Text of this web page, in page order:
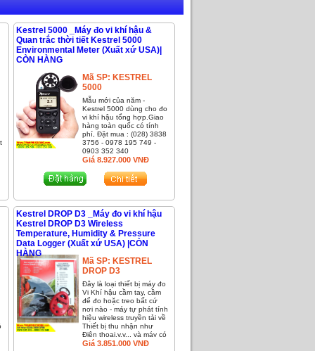
Kestrel 5000 _Máy đo vi khí hậu &
Quan trắc thời tiết Kestrel 5000
Environmental Meter (Xuất xứ USA)|
CÒN HÀNG
Mã SP: KESTREL
5000
Mẫu mới của năm -
Kestrel 5000 dùng cho đo
vi khí hậu tổng hợp. Giao
hàng toàn quốc có tính
phí, Đặt mua : (028) 3838
3756 - 0978 195 749 -
0903 352 340
Giá 8.927.000 VNĐ
Kestrel DROP D3 _Máy đo vi khí hậu
Kestrel DROP D3 Wireless
Temperature, Humidity & Pressure
Data Logger (Xuất xứ USA) |CÒN
HÀNG
Mã SP: KESTREL
DROP D3
Đây là loại thiết bị máy đo
Vi Khí hậu cầm tay, cầm
để đo hoặc treo bất cứ
nơi nào - máy tự phát tính
hiệu wireless truyền tải về
Thiết bị thu nhận như
Điện thoại,v.v,.. và máy có
Data Logger lưu trữ dữ
Giá 3.851.000 VNĐ